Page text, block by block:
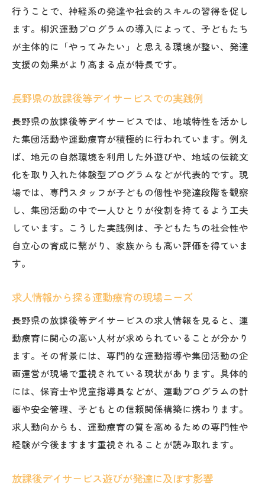
行うことで、神経系の発達や社会的スキルの習得を促し
ます。柳沢運動プログラムの導入によって、子どもたち
が主体的に「やってみたい」と思える環境が整い、発達
支援の効果がより高まる点が特長です。
長野県の放課後等デイサービスでの実践例
長野県の放課後等デイサービスでは、地域特性を活かし
た集団活動や運動療育が積極的に行われています。例え
ば、地元の自然環境を利用した外遊びや、地域の伝統文
化を取り入れた体験型プログラムなどが代表的です。現
場では、専門スタッフが子どもの個性や発達段階を観察
し、集団活動の中で一人ひとりが役割を持てるよう工夫
しています。こうした実践例は、子どもたちの社会性や
自立心の育成に繋がり、家族からも高い評価を得ていま
す。
求人情報から探る運動療育の現場ニーズ
長野県の放課後等デイサービスの求人情報を見ると、運
動療育に関心の高い人材が求められていることが分かり
ます。その背景には、専門的な運動指導や集団活動の企
画運営が現場で重視されている現状があります。具体的
には、保育士や児童指導員などが、運動プログラムの計
画や安全管理、子どもとの信頼関係構築に携わります。
求人動向からも、運動療育の質を高めるための専門性や
経験が今後ますます重視されることが読み取れます。
放課後デイサービス遊びが発達に及ぼす影響